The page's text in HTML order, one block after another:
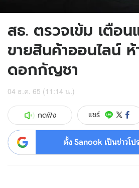
สธ. ตรวจเข้ม เตือ
ขายสินค้าออนไลน์
ดอกกัญชา
04 ธ.ค. 65 (11:14 น.)
กดฟัง แชร์
ตั้ง Sanook เป็นข่าวโ